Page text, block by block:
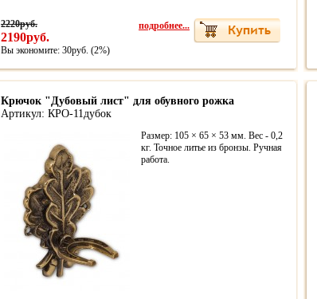
2220руб.
2190руб.
Вы экономите: 30руб. (2%)
подробнее...
Крючок "Дубовый лист" для обувного рожка
Артикул: КРО-11дубок
Размер: 105 × 65 × 53 мм. Вес - 0,2
кг. Точное литье из бронзы. Ручная
работа.